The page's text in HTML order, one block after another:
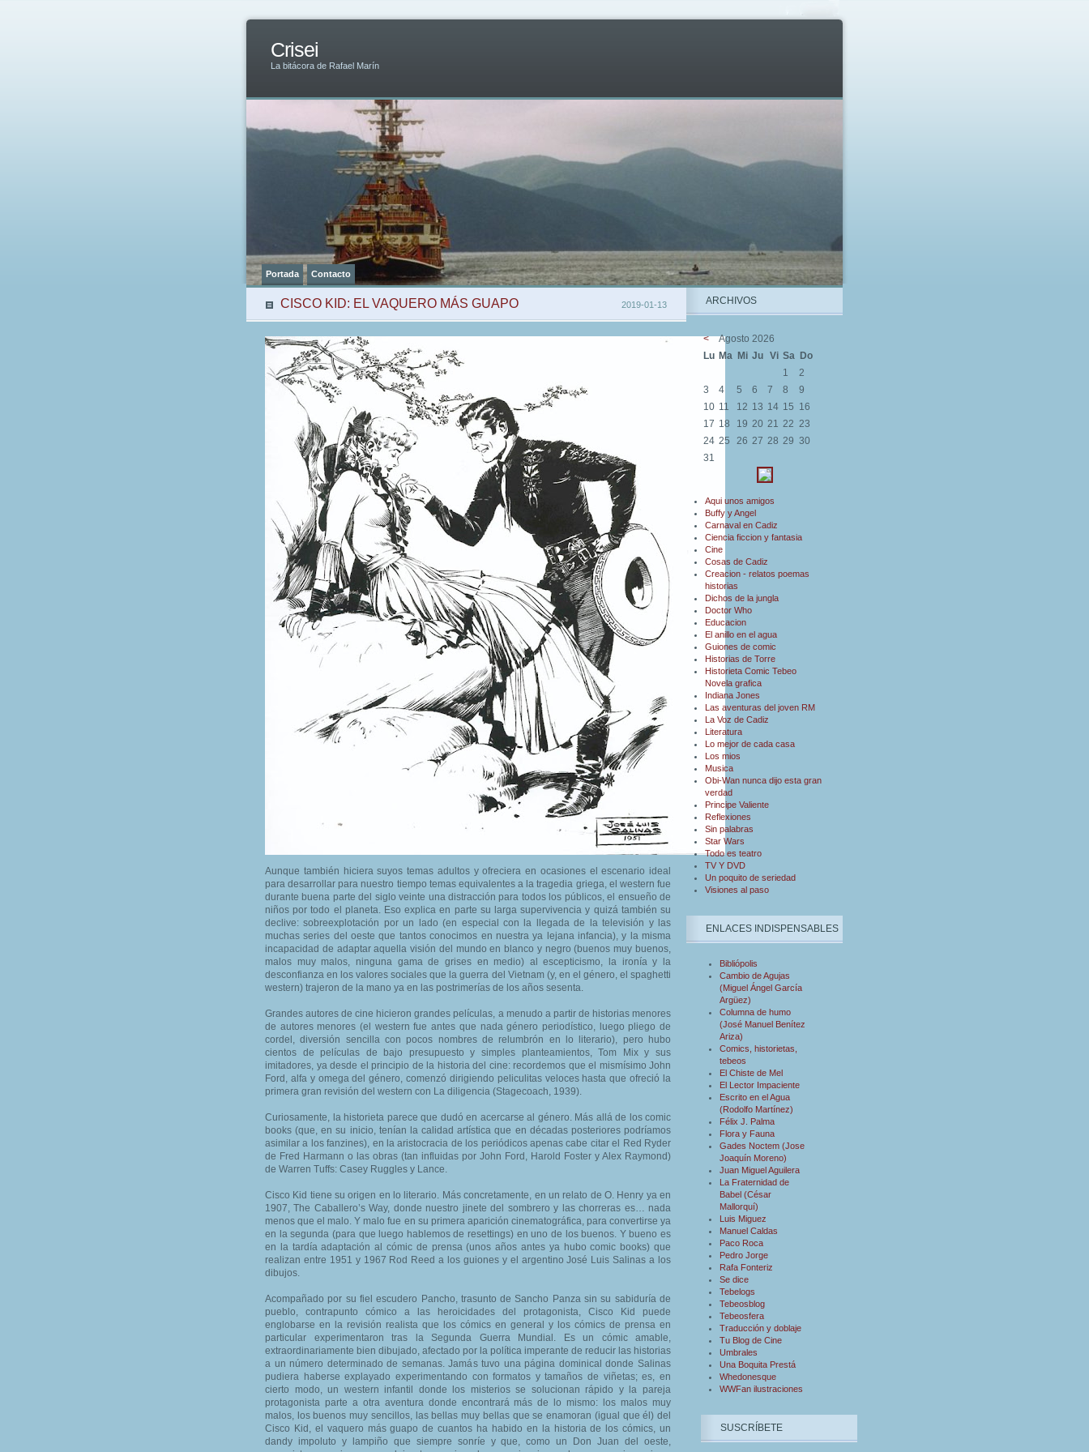
Crisei
La bitácora de Rafael Marín
Portada Contacto
2019-01-13
CISCO KID: EL VAQUERO MÁS GUAPO
Aunque también hiciera suyos temas adultos y ofreciera en ocasiones el escenario ideal
para desarrollar para nuestro tiempo temas equivalentes a la tragedia griega, el western fue
durante buena parte del siglo veinte una distracción para todos los públicos, el ensueño de
niños por todo el planeta. Eso explica en parte su larga supervivencia y quizá también su
declive: sobreexplotación por un lado (en especial con la llegada de la televisión y las
muchas series del oeste que tantos conocimos en nuestra ya lejana infancia), y la misma
incapacidad de adaptar aquella visión del mundo en blanco y negro (buenos muy buenos,
malos muy malos, ninguna gama de grises en medio) al escepticismo, la ironía y la
desconfianza en los valores sociales que la guerra del Vietnam (y, en el género, el spaghetti
western) trajeron de la mano ya en las postrimerías de los años sesenta.
Grandes autores de cine hicieron grandes películas, a menudo a partir de historias menores
de autores menores (el western fue antes que nada género periodístico, luego pliego de
cordel, diversión sencilla con pocos nombres de relumbrón en lo literario), pero hubo
cientos de películas de bajo presupuesto y simples planteamientos, Tom Mix y sus
imitadores, ya desde el principio de la historia del cine: recordemos que el mismísimo John
Ford, alfa y omega del género, comenzó dirigiendo peliculitas veloces hasta que ofreció la
primera gran revisión del western con La diligencia (Stagecoach, 1939).
Curiosamente, la historieta parece que dudó en acercarse al género. Más allá de los comic
books (que, en su inicio, tenían la calidad artística que en décadas posteriores podríamos
asimilar a los fanzines), en la aristocracia de los periódicos apenas cabe citar el Red Ryder
de Fred Harmann o las obras (tan influidas por John Ford, Harold Foster y Alex Raymond)
de Warren Tuffs: Casey Ruggles y Lance.
Cisco Kid tiene su origen en lo literario. Más concretamente, en un relato de O. Henry ya en
1907, The Caballero’s Way, donde nuestro jinete del sombrero y las chorreras es… nada
menos que el malo. Y malo fue en su primera aparición cinematográfica, para convertirse ya
en la segunda (para que luego hablemos de resettings) en uno de los buenos. Y bueno es
en la tardía adaptación al cómic de prensa (unos años antes ya hubo comic books) que
realizan entre 1951 y 1967 Rod Reed a los guiones y el argentino José Luis Salinas a los
dibujos.
Acompañado por su fiel escudero Pancho, trasunto de Sancho Panza sin su sabiduría de
pueblo, contrapunto cómico a las heroicidades del protagonista, Cisco Kid puede
englobarse en la revisión realista que los cómics en general y los cómics de prensa en
particular experimentaron tras la Segunda Guerra Mundial. Es un cómic amable,
extraordinariamente bien dibujado, afectado por la política imperante de reducir las historias
a un número determinado de semanas. Jamás tuvo una página dominical donde Salinas
pudiera haberse explayado experimentando con formatos y tamaños de viñetas; es, en
cierto modo, un western infantil donde los misterios se solucionan rápido y la pareja
protagonista parte a otra aventura donde encontrará más de lo mismo: los malos muy
malos, los buenos muy sencillos, las bellas muy bellas que se enamoran (igual que él) del
Cisco Kid, el vaquero más guapo de cuantos ha habido en la historia de los cómics, un
dandy impoluto y lampiño que siempre sonríe y que, como un Don Juan del oeste,
ARCHIVOS
<
Agosto 2026
Lu Ma Mi Ju Vi Sa Do
1
2
3
4 5 6 7 8
9
10 11 12 13 14 15 16
17 18 19 20 21 22 23
24 25 26 27 28 29 30
31
Aqui unos amigos
Buffy y Angel
Carnaval en Cadiz
Ciencia ficcion y fantasia
Cine
Cosas de Cadiz
Creacion - relatos poemas
historias
Dichos de la jungla
Doctor Who
Educacion
El anillo en el agua
Guiones de comic
Historias de Torre
Historieta Comic Tebeo
Novela grafica
Indiana Jones
Las aventuras del joven RM
La Voz de Cadiz
Literatura
Lo mejor de cada casa
Los mios
Musica
Obi-Wan nunca dijo esta gran
verdad
Principe Valiente
Reflexiones
Sin palabras
Star Wars
Todo es teatro
TV Y DVD
Un poquito de seriedad
Visiones al paso
ENLACES INDISPENSABLES
Bibliópolis
Cambio de Agujas
(Miguel Ángel García
Argüez)
Columna de humo
(José Manuel Benítez
Ariza)
Comics, historietas,
tebeos
El Chiste de Mel
El Lector Impaciente
Escrito en el Agua
(Rodolfo Martínez)
Félix J. Palma
Flora y Fauna
Gades Noctem (Jose
Joaquín Moreno)
Juan Miguel Aguilera
La Fraternidad de
Babel (César
Mallorquí)
Luis Miguez
Manuel Caldas
Paco Roca
Pedro Jorge
Rafa Fonteriz
Se dice
Tebelogs
Tebeosblog
Tebeosfera
Traducción y doblaje
Tu Blog de Cine
Umbrales
Una Boquita Prestá
Whedonesque
WWFan ilustraciones
SUSCRÍBETE